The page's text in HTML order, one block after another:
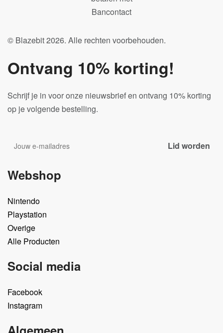
© Blazebit 2026. Alle rechten voorbehouden.
Ontvang 10% korting!
Schrijf je in voor onze nieuwsbrief en ontvang 10% korting
op je volgende bestelling.
Webshop
Nintendo
Playstation
Overige
Alle Producten
Social media
Facebook
Instagram